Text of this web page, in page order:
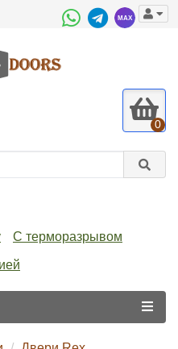
0
С терморазрывом